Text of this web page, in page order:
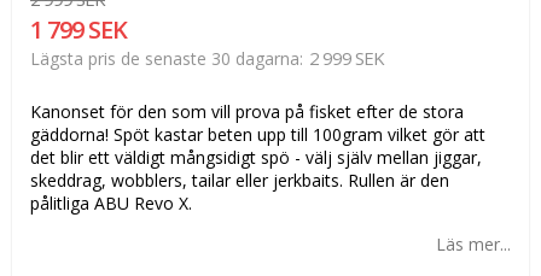
1 799 SEK
Lägsta pris de senaste 30 dagarna 2 999 SEK
Kanonset för den som vill prova på fisket efter de stora
gäddorna! Spöt kastar beten upp till 100gram vilket gör att
det blir ett väldigt mångsidigt spö - välj själv mellan jiggar,
skeddrag, wobblers, tailar eller jerkbaits. Rullen är den
pålitliga ABU Revo X.
Läs mer...